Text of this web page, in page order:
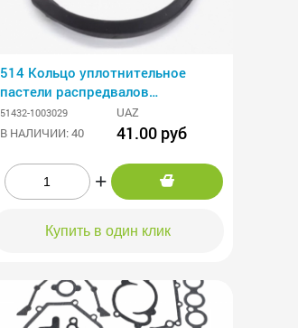
514 Кольцо уплотнительное
пастели распредвалов
ЗМЗ-51432 Евро-4
(уплотнитель кры
51432-1003029
UAZ
В НАЛИЧИИ: 40
41.00 руб
+
Купить в один клик